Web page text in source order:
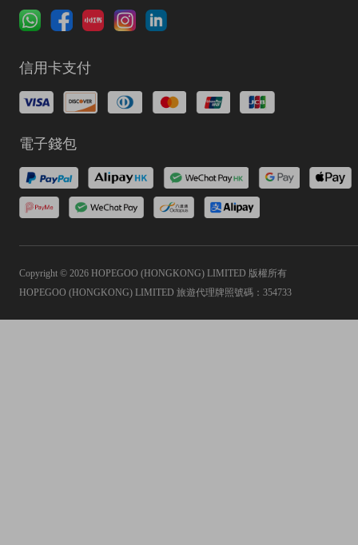
信用卡支付
電子錢包
Copyright © 2026 HOPEGOO (HONGKONG) LIMITED 版權所有
HOPEGOO (HONGKONG) LIMITED 旅遊代理牌照號碼：354733